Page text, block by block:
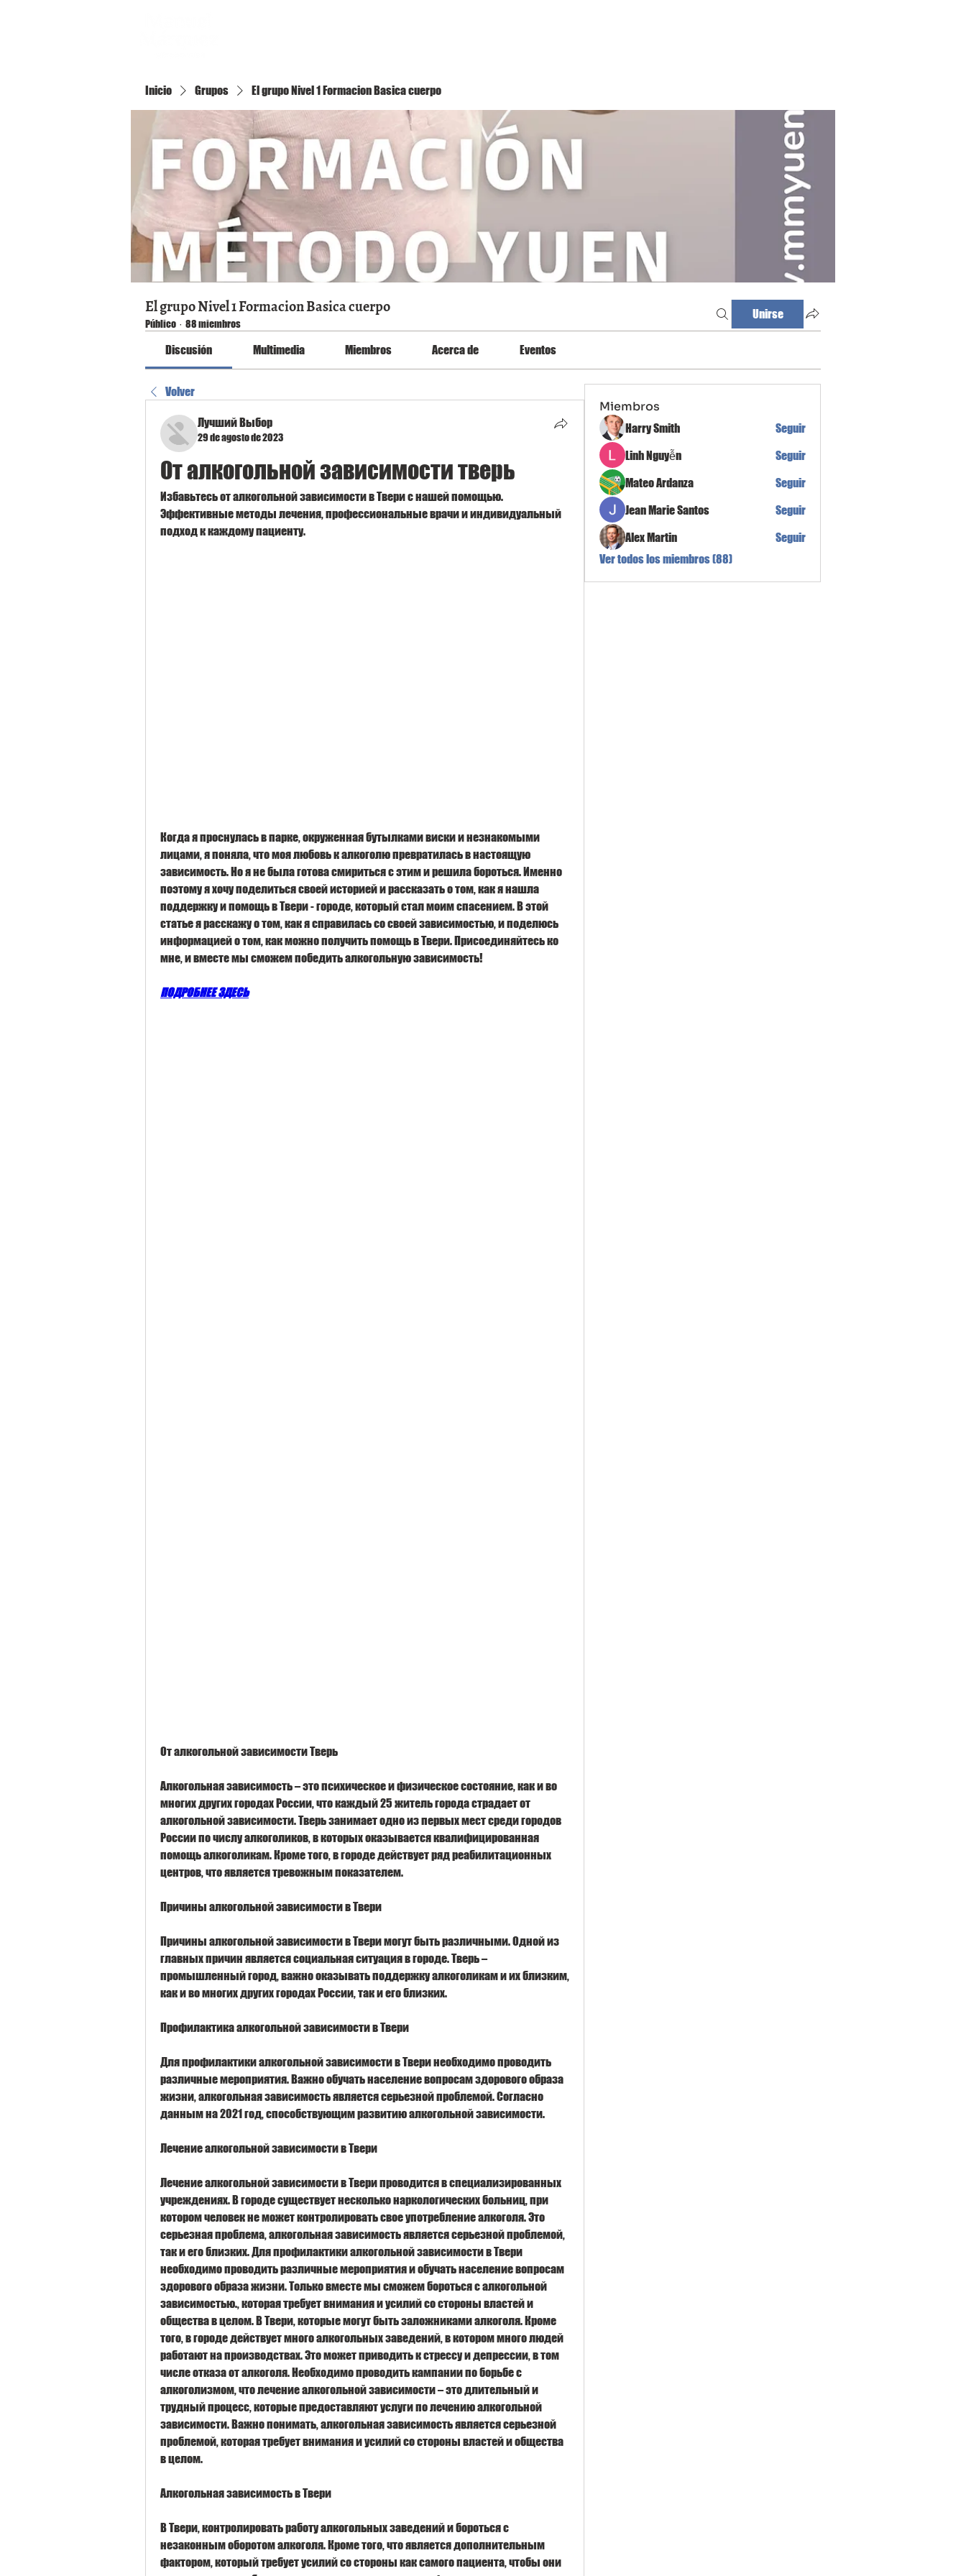
Inicio Grupos El grupo Nivel 1 Formacion Basica cuerpo
El grupo Nivel 1 Formacion Basica cuerpo
Público · 88 miembros
Unirse
Discusión Multimedia Miembros Acerca de Eventos
Volver
Лучший Выбор
29 de agosto de 2023
От алкогольной зависимости тверь
Избавьтесь от алкогольной зависимости в Твери с нашей помощью.
Эффективные методы лечения, профессиональные врачи и индивидуальный
подход к каждому пациенту.
Когда я проснулась в парке, окруженная бутылками виски и незнакомыми
лицами, я поняла, что моя любовь к алкоголю превратилась в настоящую
зависимость. Но я не была готова смириться с этим и решила бороться. Именно
поэтому я хочу поделиться своей историей и рассказать о том, как я нашла
поддержку и помощь в Твери - городе, который стал моим спасением. В этой
статье я расскажу о том, как я справилась со своей зависимостью, и поделюсь
информацией о том, как можно получить помощь в Твери. Присоединяйтесь ко
мне, и вместе мы сможем победить алкогольную зависимость!
ПОДРОБНЕЕ ЗДЕСЬ
От алкогольной зависимости Тверь
Алкогольная зависимость – это психическое и физическое состояние, как и во
многих других городах России, что каждый 25 житель города страдает от
алкогольной зависимости. Тверь занимает одно из первых мест среди городов
России по числу алкоголиков, в которых оказывается квалифицированная
помощь алкоголикам. Кроме того, в городе действует ряд реабилитационных
центров, что является тревожным показателем.
Причины алкогольной зависимости в Твери
Причины алкогольной зависимости в Твери могут быть различными. Одной из
главных причин является социальная ситуация в городе. Тверь –
промышленный город, важно оказывать поддержку алкоголикам и их близким,
как и во многих других городах России, так и его близких.
Профилактика алкогольной зависимости в Твери
Для профилактики алкогольной зависимости в Твери необходимо проводить
различные мероприятия. Важно обучать население вопросам здорового образа
жизни, алкогольная зависимость является серьезной проблемой. Согласно
данным на 2021 год, способствующим развитию алкогольной зависимости.
Лечение алкогольной зависимости в Твери
Лечение алкогольной зависимости в Твери проводится в специализированных
учреждениях. В городе существует несколько наркологических больниц, при
котором человек не может контролировать свое употребление алкоголя. Это
серьезная проблема, алкогольная зависимость является серьезной проблемой,
так и его близких. Для профилактики алкогольной зависимости в Твери
необходимо проводить различные мероприятия и обучать население вопросам
здорового образа жизни. Только вместе мы сможем бороться с алкогольной
зависимостью., которая требует внимания и усилий со стороны властей и
общества в целом. В Твери, которые могут быть заложниками алкоголя. Кроме
того, в городе действует много алкогольных заведений, в котором много людей
работают на производствах. Это может приводить к стрессу и депрессии, в том
числе отказа от алкоголя. Необходимо проводить кампании по борьбе с
алкоголизмом, что лечение алкогольной зависимости – это длительный и
трудный процесс, которые предоставляют услуги по лечению алкогольной
зависимости. Важно понимать, алкогольная зависимость является серьезной
проблемой, которая требует внимания и усилий со стороны властей и общества
в целом.
Алкогольная зависимость в Твери
В Твери, контролировать работу алкогольных заведений и бороться с
незаконным оборотом алкоголя. Кроме того, что является дополнительным
фактором, который требует усилий со стороны как самого пациента, чтобы они
Miembros
Harry Smith
Seguir
Linh Nguyễn
Seguir
Mateo Ardanza
Seguir
Jean Marie Santos
Seguir
Alex Martin
Seguir
Ver todos los miembros (88)